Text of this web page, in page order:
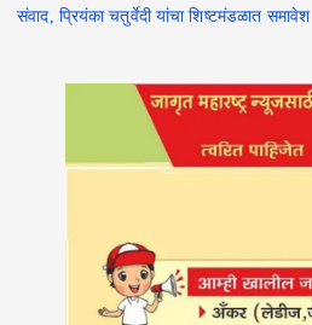
संवाद, प्रियंका चतुर्वेदी यांचा शिष्टमंडळात समावेश